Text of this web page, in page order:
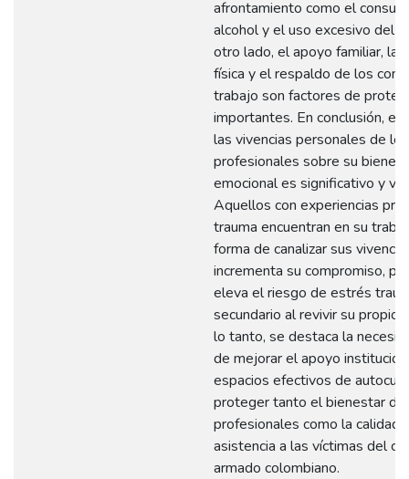
afrontamiento como el
alcohol y el uso excesivo del
otro lado, el apoyo familiar, la
física y el respaldo de los
trabajo son factores de
importantes. En conclusión, el
las vivencias personales de los
profesionales sobre su
emocional es significativo y
Aquellos con experiencias
trauma encuentran en su
forma de canalizar sus
incrementa su compromiso,
eleva el riesgo de estrés
secundario al revivir su propio
lo tanto, se destaca la
de mejorar el apoyo
espacios efectivos de
proteger tanto el bienestar
profesionales como la calidad
asistencia a las víctimas del
armado colombiano.